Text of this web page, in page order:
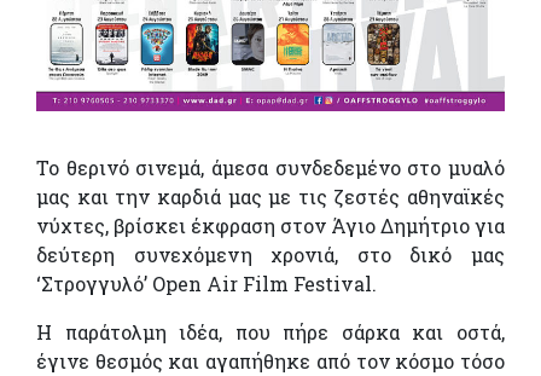
Το θερινό σινεμά, άμεσα συνδεδεμένο στο μυαλό
μας και την καρδιά μας με τις ζεστές αθηναϊκές
νύχτες, βρίσκει έκφραση στον Άγιο Δημήτριο για
δεύτερη συνεχόμενη χρονιά, στο δικό μας
‘Στρογγυλό’ Open Air Film Festival.
Η παράτολμη ιδέα, που πήρε σάρκα και οστά,
έγινε θεσμός και αγαπήθηκε από τον κόσμο τόσο